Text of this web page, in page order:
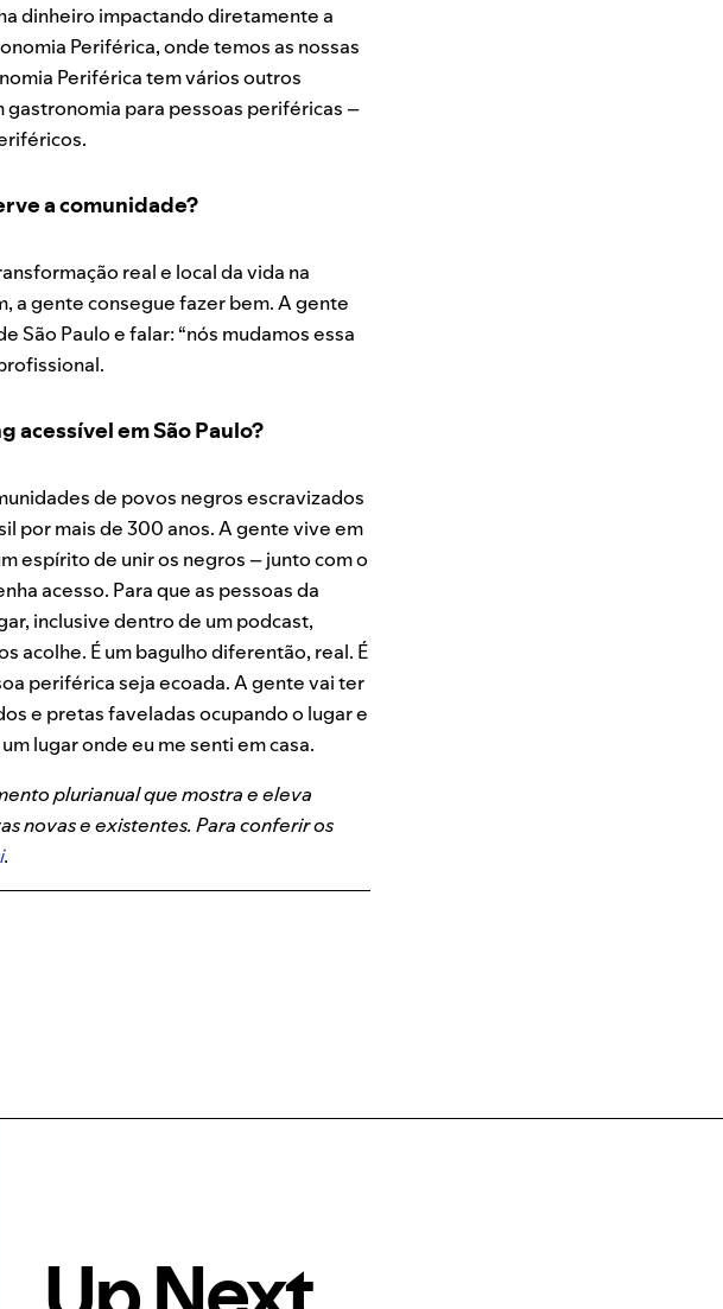
dinheiro impactando diretamente a
Periférica, onde temos as nossas
Periférica tem vários outros
gastronomia para pessoas periféricas –
a comunidade?
real e local da vida na
a gente consegue fazer bem. A gente
São Paulo e falar: “nós mudamos essa
acessível em São Paulo?
de povos negros escravizados
por mais de 300 anos. A gente vive em
espírito de unir os negros – junto com o
acesso. Para que as pessoas da
inclusive dentro de um podcast,
acolhe. É um bagulho diferentão, real. É
periférica seja ecoada. A gente vai ter
e pretas faveladas ocupando o lugar e
lugar onde eu me senti em casa.
plurianual que mostra e eleva
novas e existentes. Para conferir os
.